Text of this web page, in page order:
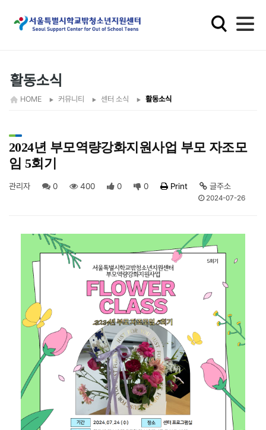
학
교
소
년
지
활동소식
HOME 커뮤니티 센터 소식 활동소식
2024년 부모역량강화지원사업 부모 자조모
임 5회기
관리자 0 400 0 0 Print 글주소
2024-07-26